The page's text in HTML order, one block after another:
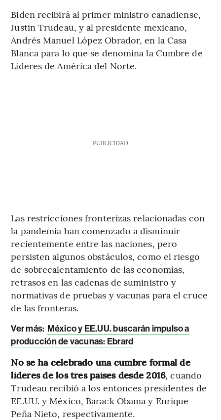
Biden recibirá al primer ministro canadiense,
Justin Trudeau, y al presidente mexicano,
Andrés Manuel López Obrador, en la Casa
Blanca para lo que se denomina la Cumbre de
Líderes de América del Norte.
PUBLICIDAD
Las restricciones fronterizas relacionadas con
la pandemia han comenzado a disminuir
recientemente entre las naciones, pero
persisten algunos obstáculos, como el riesgo
de sobrecalentamiento de las economías,
retrasos en las cadenas de suministro y
normativas de pruebas y vacunas para el cruce
de las fronteras.
Ver más: México y EE.UU. buscarán impulso a
producción de vacunas: Ebrard
No se ha celebrado una cumbre formal de
líderes de los tres países desde 2016, cuando
Trudeau recibió a los entonces presidentes de
EE.UU. y México, Barack Obama y Enrique
Peña Nieto, respectivamente.